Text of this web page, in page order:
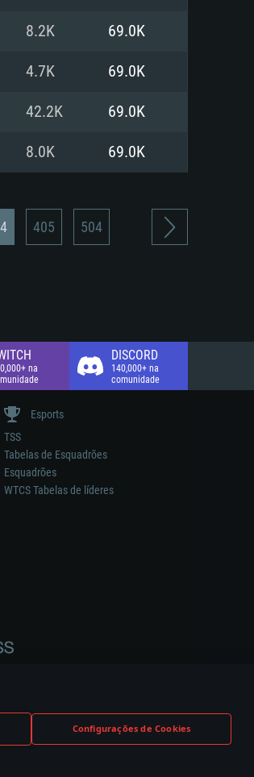
Configurações de Cookies
8.2K 69.0K
4.7K 69.0K
42.2K 69.0K
8.0K 69.0K
405 504
na
DISCORD
140,000+ na
comunidade
Esports
TSS
Tabelas de Esquadrões
Esquadrões
WTCS Tabelas de líderes